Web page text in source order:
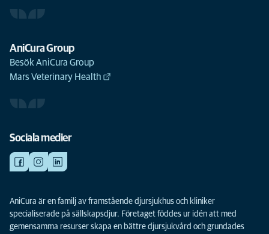
AniCura Group
Besök AniCura Group
Mars Veterinary Health
Sociala medier
AniCura är en familj av framstående djursjukhus och kliniker
specialiserade på sällskapsdjur. Företaget föddes ur idén att med
gemensamma resurser skapa en bättre djursjukvård och grundades